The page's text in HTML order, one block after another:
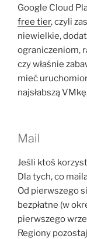
Google Cloud
free tier, czyli
niewielkie,
ograniczeniom,
czy właśnie
mieć
najsłabszą
Mail
Jeśli ktoś
Dla tych, co
Od pierwszego
bezpłatne (w
pierwszego
Regiony